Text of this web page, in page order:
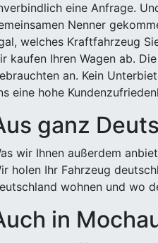
eine Anfrage.
Nenner
welches Kraftfahrzeug
kaufen Ihren Wagen ab.
an. Kein
eine hohe
ganz
wir Ihnen außerdem
holen Ihr Fahrzeug
wohnen und wo
in